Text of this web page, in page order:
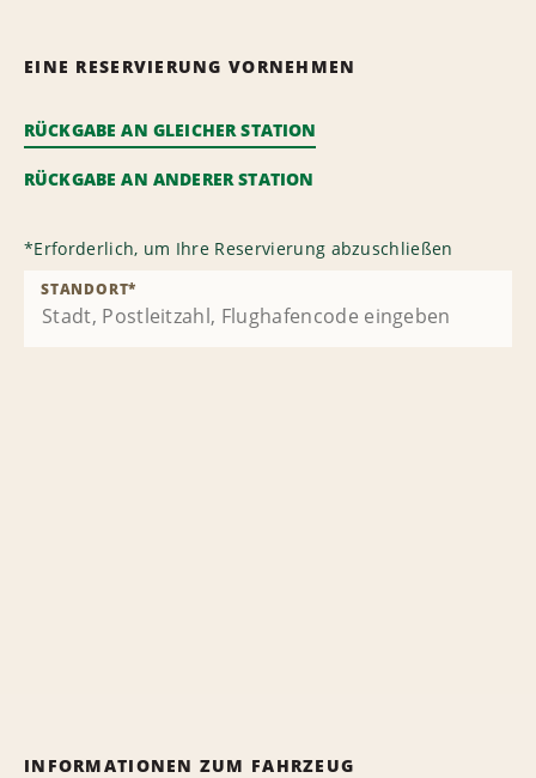
EINE RESERVIERUNG VORNEHMEN
RÜCKGABE AN GLEICHER STATION
RÜCKGABE AN ANDERER STATION
*Erforderlich, um Ihre Reservierung abzuschließen
STANDORT*
INFORMATIONEN ZUM FAHRZEUG